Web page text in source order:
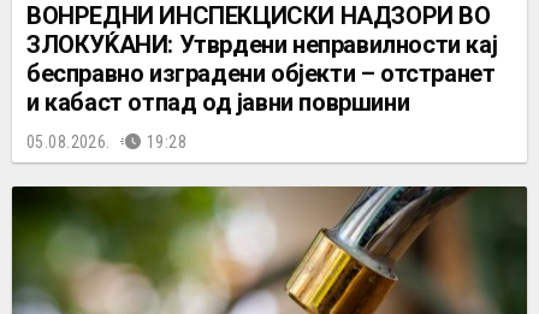
ВОНРЕДНИ ИНСПЕКЦИСКИ НАДЗОРИ ВО
ЗЛОКУЌАНИ: Утврдени неправилности кај
бесправно изградени објекти – отстранет
и кабаст отпад од јавни површини
05.08.2026. 19:28